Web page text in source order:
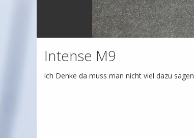
Intense M9
ich Denke da muss man nicht viel dazu sagen